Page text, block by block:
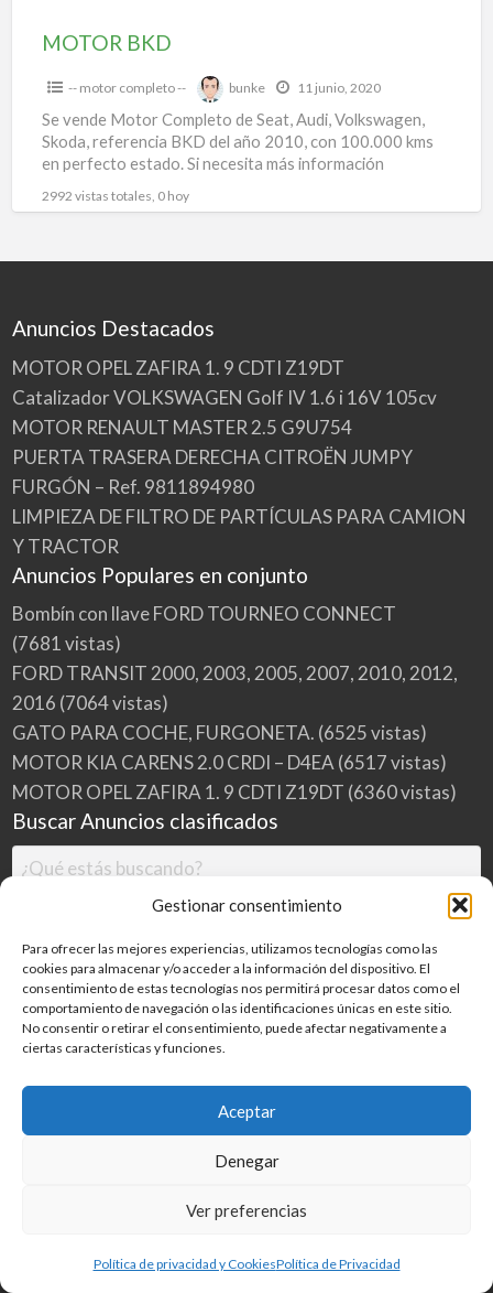
Gestionar consentimiento
Para ofrecer las mejores experiencias, utilizamos tecnologías como las
cookies para almacenar y/o acceder a la información del dispositivo. El
consentimiento de estas tecnologías nos permitirá procesar datos como el
comportamiento de navegación o las identificaciones únicas en este sitio.
No consentir o retirar el consentimiento, puede afectar negativamente a
ciertas características y funciones.
Aceptar
Denegar
Ver preferencias
Política de privacidad y CookiesPolítica de Privacidad
MOTOR BKD
-- motor completo -- bunke 11 junio, 2020
Se vende Motor Completo de Seat, Audi, Volkswagen,
Skoda, referencia BKD del año 2010, con 100.000 kms
en perfecto estado. Si necesita más información
2992 vistas totales, 0 hoy
Anuncios Destacados
MOTOR OPEL ZAFIRA 1. 9 CDTI Z19DT
Catalizador VOLKSWAGEN Golf IV 1.6 i 16V 105cv
MOTOR RENAULT MASTER 2.5 G9U754
PUERTA TRASERA DERECHA CITROËN JUMPY
FURGÓN – Ref. 9811894980
LIMPIEZA DE FILTRO DE PARTÍCULAS PARA CAMION
Y TRACTOR
Anuncios Populares en conjunto
Bombín con llave FORD TOURNEO CONNECT
(7681 vistas)
FORD TRANSIT 2000, 2003, 2005, 2007, 2010, 2012,
2016 (7064 vistas)
GATO PARA COCHE, FURGONETA. (6525 vistas)
MOTOR KIA CARENS 2.0 CRDI – D4EA (6517 vistas)
MOTOR OPEL ZAFIRA 1. 9 CDTI Z19DT (6360 vistas)
Buscar Anuncios clasificados